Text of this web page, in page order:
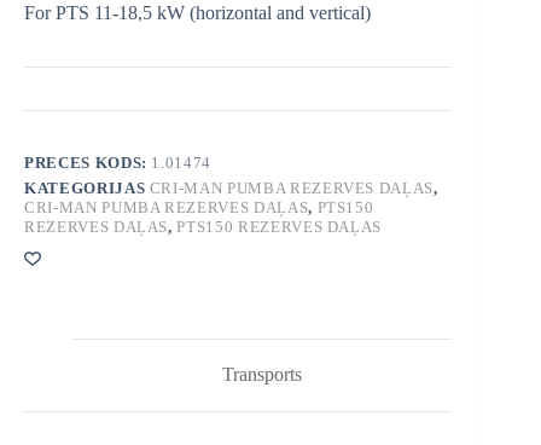
For PTS 11-18,5 kW (horizontal and vertical)
PRECES KODS: 1.01474
KATEGORIJAS CRI-MAN PUMBA REZERVES DAĻAS,
CRI-MAN PUMBA REZERVES DAĻAS, PTS150
REZERVES DAĻAS,PTS150 REZERVES DAĻAS
Transports